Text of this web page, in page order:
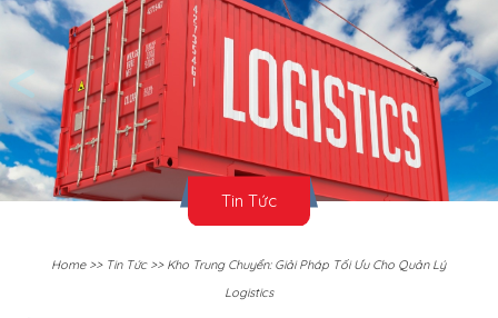
< >
Tin Tức
Home>> Tin Tức>> Kho Trung Chuyển: Giải Pháp Tối Ưu Cho Quản Lý
Logistics